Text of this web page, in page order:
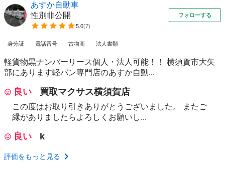
あすか自動車
性別非公開
5.0(7)
フォローする
身分証 電話番号 古物商 法人書類
軽貨物黒ナンバーリース個人・法人可能！！ 横須賀市大矢
部にあります軽バン専門店のあすか自動...
良い 買取マクサス横須賀店
この度はお取り引きありがとうございました。 またご
縁がありましたらよろしくお願いし...
良い k
評価をもっと見る